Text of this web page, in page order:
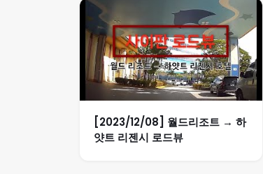
[2023/12/08] 월드리조트 → 하
얏트 리젠시 로드뷰